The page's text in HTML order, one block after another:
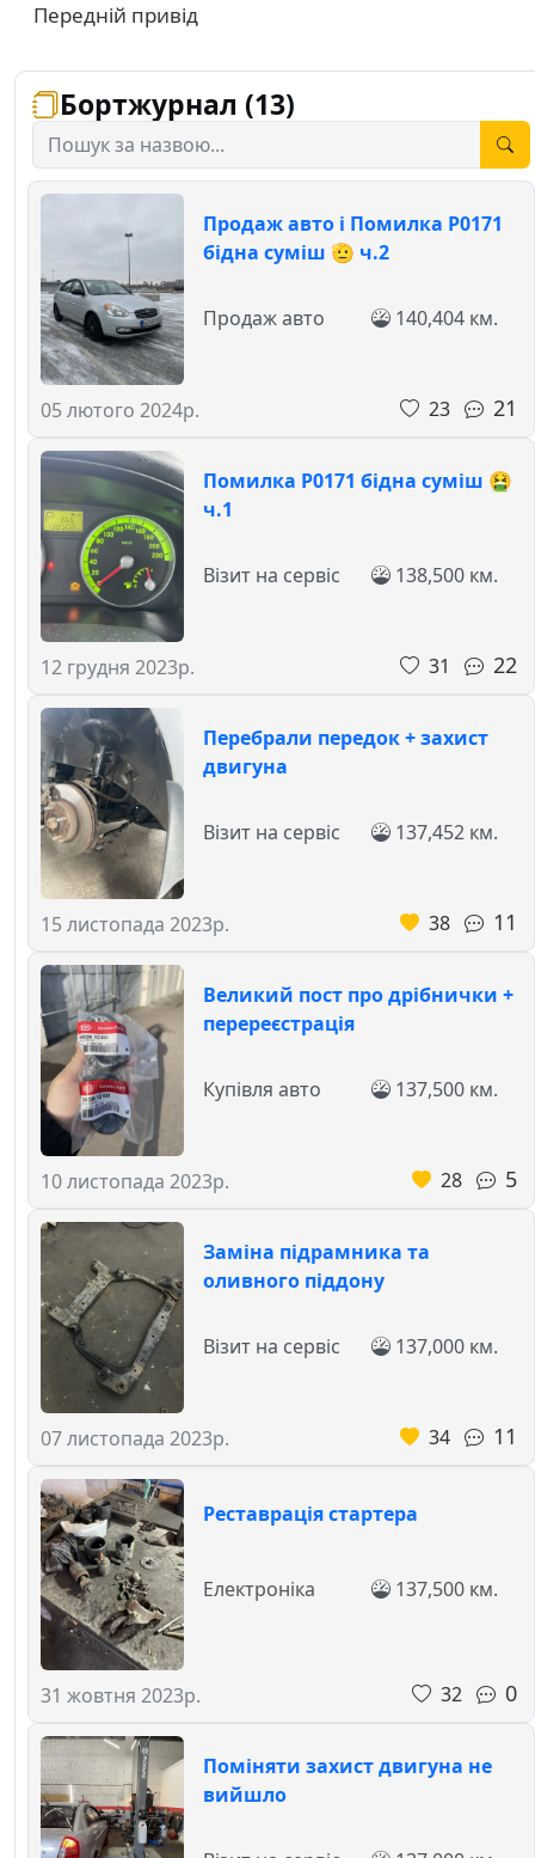
Передній привід
Бортжурнал (13)
Продаж авто і Помилка Р0171
бідна суміш 🫡 ч.2
05 лютого 2024р.
Продаж авто 140,404 км.
23 21
Помилка Р0171 бідна суміш 🤮
ч.1
12 грудня 2023р.
Візит на сервіс 138,500 км.
31 22
Перебрали передок + захист
двигуна
15 листопада 2023р.
Візит на сервіс 137,452 км.
38 11
Великий пост про дрібнички +
перереєстрація
10 листопада 2023р.
Купівля авто 137,500 км.
28 5
Заміна підрамника та
оливного піддону
07 листопада 2023р.
Візит на сервіс 137,000 км.
34 11
Реставрація стартера
31 жовтня 2023р.
Електроніка 137,500 км.
32 0
Поміняти захист двигуна не
вийшло